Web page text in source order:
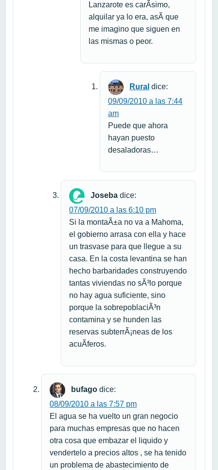
Lanzarote es carÃ­simo,
alquilar ya lo era, asÃ­ que
me imagino que siguen en
las mismas o peor.
Rural dice:
09/09/2010 a las 7:44
am
Puede que ahora
hayan puesto
desaladoras…
Joseba dice:
07/09/2010 a las 6:10 pm
Si la montaÃ±a no va a Mahoma,
el gobierno arrasa con ella y hace
un trasvase para que llegue a su
casa. En la costa levantina se han
hecho barbaridades construyendo
tantas viviendas no sÃ³lo porque
no hay agua suficiente, sino
porque la sobrepoblaciÃ³n
contamina y se hunden las
reservas subterrÃ¡neas de los
acuÃ­feros.
bufago dice:
08/09/2010 a las 7:57 pm
El agua se ha vuelto un gran negocio
para muchas empresas que no hacen
otra cosa que embazar el liquido y
vendertelo a precios altos , se ha tenido
un problema de abastecimiento de